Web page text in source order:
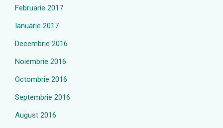
Februarie 2017
Ianuarie 2017
Decembrie 2016
Noiembrie 2016
Octombrie 2016
Septembrie 2016
August 2016